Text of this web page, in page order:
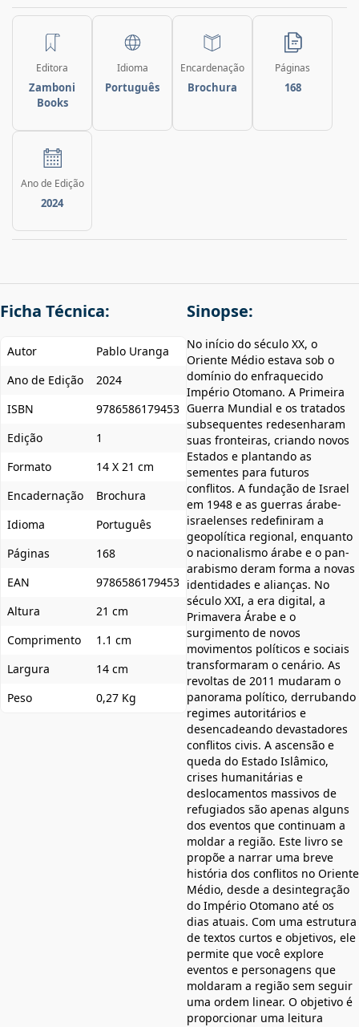
Editora
Zamboni
Books
Idioma
Português
Encardenação
Brochura
Páginas
168
Ano de Edição
2024
Ficha Técnica:
Autor
Pablo Uranga
Ano de Edição
2024
ISBN
9786586179453
Edição
1
Formato
14 X 21 cm
Encadernação
Brochura
Idioma
Português
Páginas
168
EAN
9786586179453
Altura
21 cm
Comprimento
1.1 cm
Largura
14 cm
Peso
0,27 Kg
Sinopse:
No início do século XX, o
Oriente Médio estava sob o
domínio do enfraquecido
Império Otomano. A Primeira
Guerra Mundial e os tratados
subsequentes redesenharam
suas fronteiras, criando novos
Estados e plantando as
sementes para futuros
conflitos. A fundação de Israel
em 1948 e as guerras árabe-
israelenses redefiniram a
geopolítica regional, enquanto
o nacionalismo árabe e o pan-
arabismo deram forma a novas
identidades e alianças. No
século XXI, a era digital, a
Primavera Árabe e o
surgimento de novos
movimentos políticos e sociais
transformaram o cenário. As
revoltas de 2011 mudaram o
panorama político, derrubando
regimes autoritários e
desencadeando devastadores
conflitos civis. A ascensão e
queda do Estado Islâmico,
crises humanitárias e
deslocamentos massivos de
refugiados são apenas alguns
dos eventos que continuam a
moldar a região. Este livro se
propõe a narrar uma breve
história dos conflitos no Oriente
Médio, desde a desintegração
do Império Otomano até os
dias atuais. Com uma estrutura
de textos curtos e objetivos, ele
permite que você explore
eventos e personagens que
moldaram a região sem seguir
uma ordem linear. O objetivo é
proporcionar uma leitura